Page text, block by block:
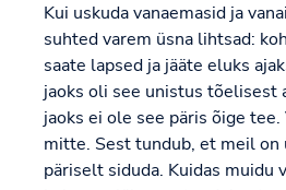
Kui uskuda vanaemasid ja
suhted varem üsna lihtsad:
saate lapsed ja jääte eluks
jaoks oli see unistus tõelisest
jaoks ei ole see päris õige
mitte. Sest tundub, et meil on
päriselt siduda. Kuidas muidu